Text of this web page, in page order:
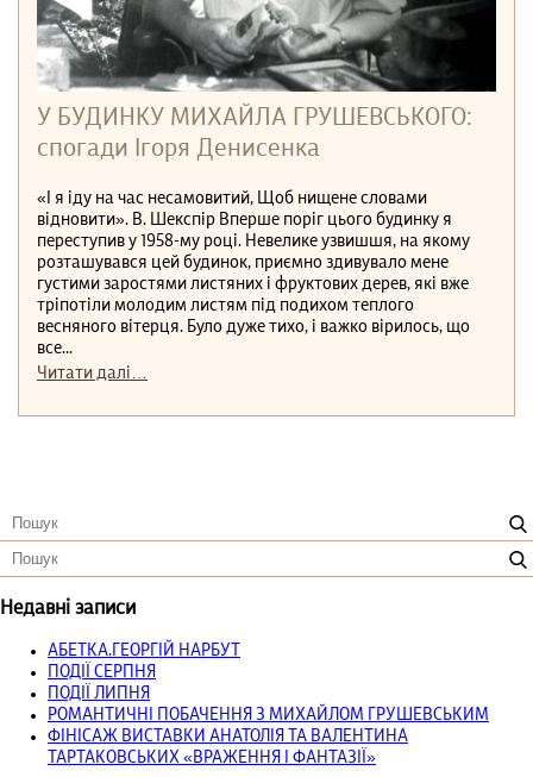
У БУДИНКУ МИХАЙЛА ГРУШЕВСЬКОГО:
спогади Ігоря Денисенка
«І я іду на час несамовитий, Щоб нищене словами
відновити». В. Шекспір Вперше поріг цього будинку я
переступив у 1958-му році. Невелике узвишшя, на якому
розташувався цей будинок, приємно здивувало мене
густими заростями листяних і фруктових дерев, які вже
тріпотіли молодим листям під подихом теплого
весняного вітерця. Було дуже тихо, і важко вірилось, що
все...
Читати далі…
Недавні записи
АБЕТКА.ГЕОРГІЙ НАРБУТ
ПОДІЇ СЕРПНЯ
ПОДІЇ ЛИПНЯ
РОМАНТИЧНІ ПОБАЧЕННЯ З МИХАЙЛОМ ГРУШЕВСЬКИМ
ФІНІСАЖ ВИСТАВКИ АНАТОЛІЯ ТА ВАЛЕНТИНА
ТАРТАКОВСЬКИХ «ВРАЖЕННЯ І ФАНТАЗІЇ»